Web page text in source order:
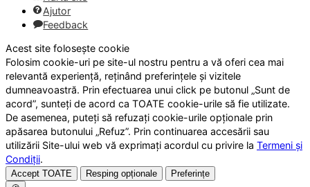
Ajutor
Feedback
Acest site folosește cookie
Folosim cookie-uri pe site-ul nostru pentru a vă oferi cea mai
relevantă experiență, reținând preferințele și vizitele
dumneavoastră. Prin efectuarea unui click pe butonul „Sunt de
acord”, sunteți de acord ca TOATE cookie-urile să fie utilizate.
De asemenea, puteți să refuzați cookie-urile opționale prin
apăsarea butonului „Refuz”. Prin continuarea accesării sau
utilizării Site-ului web vă exprimați acordul cu privire la Termeni și
Condiții.
Accept TOATE Resping opționale
Preferințe